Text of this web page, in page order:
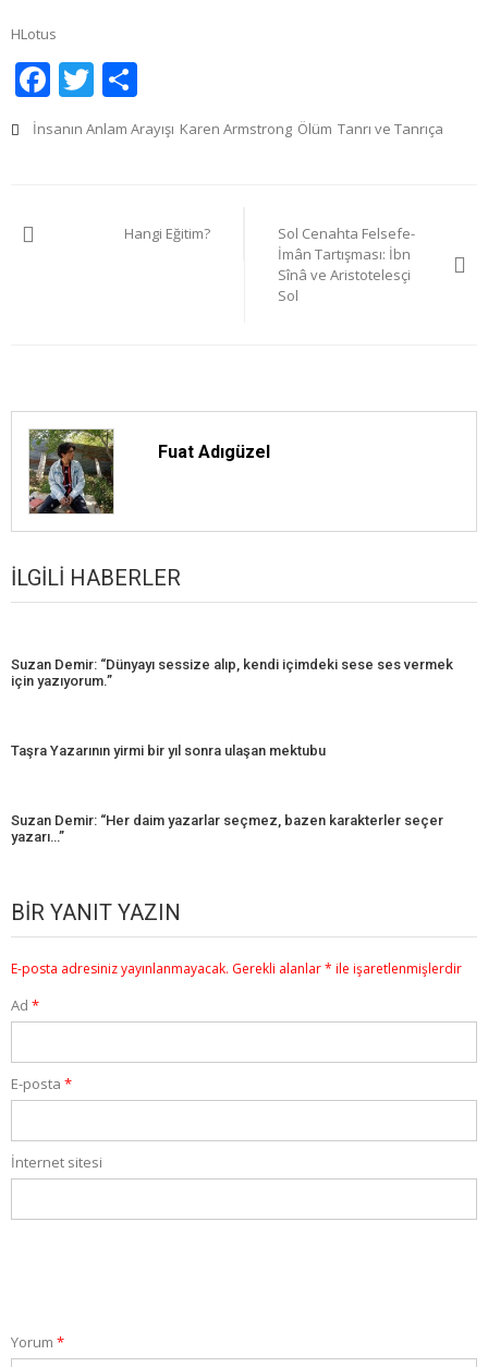
HLotus
Facebook
Twitter
İnsanın Anlam Arayışı Karen Armstrong Ölüm Tanrı ve Tanrıça
gezinmesi
Hangi Eğitim?
Sol Cenahta Felsefe-
İmân Tartışması: İbn
Sînâ ve Aristotelesçi
Sol
Fuat Adıgüzel
İLGILI HABERLER
Suzan Demir: “Dünyayı sessize alıp, kendi içimdeki sese ses vermek
için yazıyorum.”
Taşra Yazarının yirmi bir yıl sonra ulaşan mektubu
Suzan Demir: “Her daim yazarlar seçmez, bazen karakterler seçer
yazarı…”
BIR YANIT YAZIN
E-posta adresiniz yayınlanmayacak. Gerekli alanlar* ile işaretlenmişlerdir
Ad *
E-posta *
İnternet sitesi
Yorum *